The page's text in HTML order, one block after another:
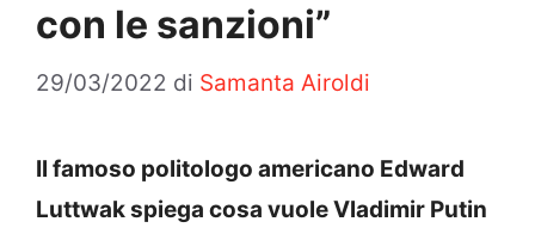
con le sanzioni”
29/03/2022 di Samanta Airoldi
Il famoso politologo americano Edward
Luttwak spiega cosa vuole Vladimir Putin